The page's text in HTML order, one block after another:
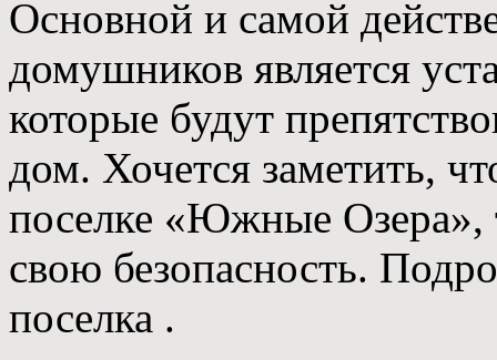
Основной и самой
домушников является
которые будут
дом. Хочется заметить,
поселке «Южные Озера»,
свою безопасность.
поселка .